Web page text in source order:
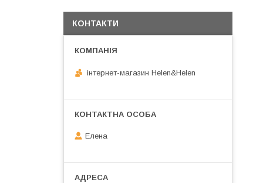
КОНТАКТИ
інтернет-магазин Helen&Helen
Елена